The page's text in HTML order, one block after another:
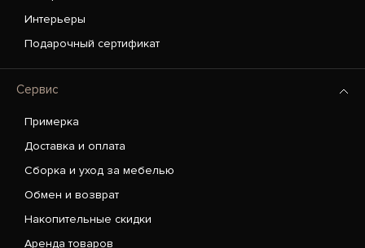
Интерьеры
Подарочный сертификат
Сервис
Примерка
Доставка и оплата
Сборка и уход за мебелью
Обмен и возврат
Накопительные скидки
Аренда товаров